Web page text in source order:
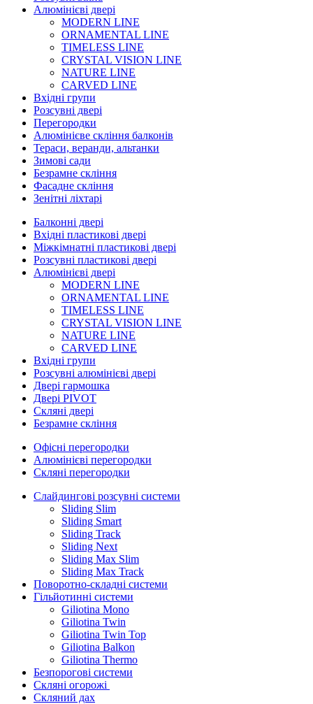
Алюмінієві двері
MODERN LINE
ORNAMENTAL LINE
TIMELESS LINE
CRYSTAL VISION LINE
NATURE LINE
CARVED LINE
Вхідні групи
Розсувні двері
Перегородки
Алюмінієве скління балконів
Тераси, веранди, альтанки
Зимові сади
Безрамне скління
Фасадне скління
Зенітні ліхтарі
Балконні двері
Вхідні пластикові двері
Міжкімнатні пластикові двері
Розсувні пластикові двері
Алюмінієві двері
MODERN LINE
ORNAMENTAL LINE
TIMELESS LINE
CRYSTAL VISION LINE
NATURE LINE
CARVED LINE
Вхідні групи
Розсувні алюмінієві двері
Двері гармошка
Двері PIVOT
Скляні двері
Безрамне скління
Офісні перегородки
Алюмінієві перегородки
Скляні перегородки
Слайдингові розсувні системи
Sliding Slim
Sliding Smart
Sliding Track
Sliding Next
Sliding Max Slim
Sliding Max Track
Поворотно-складні системи
Гільйотинні системи
Giliotina Mono
Giliotina Twin
Giliotina Twin Top
Giliotina Balkon
Giliotina Thermo
Безпорогові системи
Скляні огорожі
Скляний дах